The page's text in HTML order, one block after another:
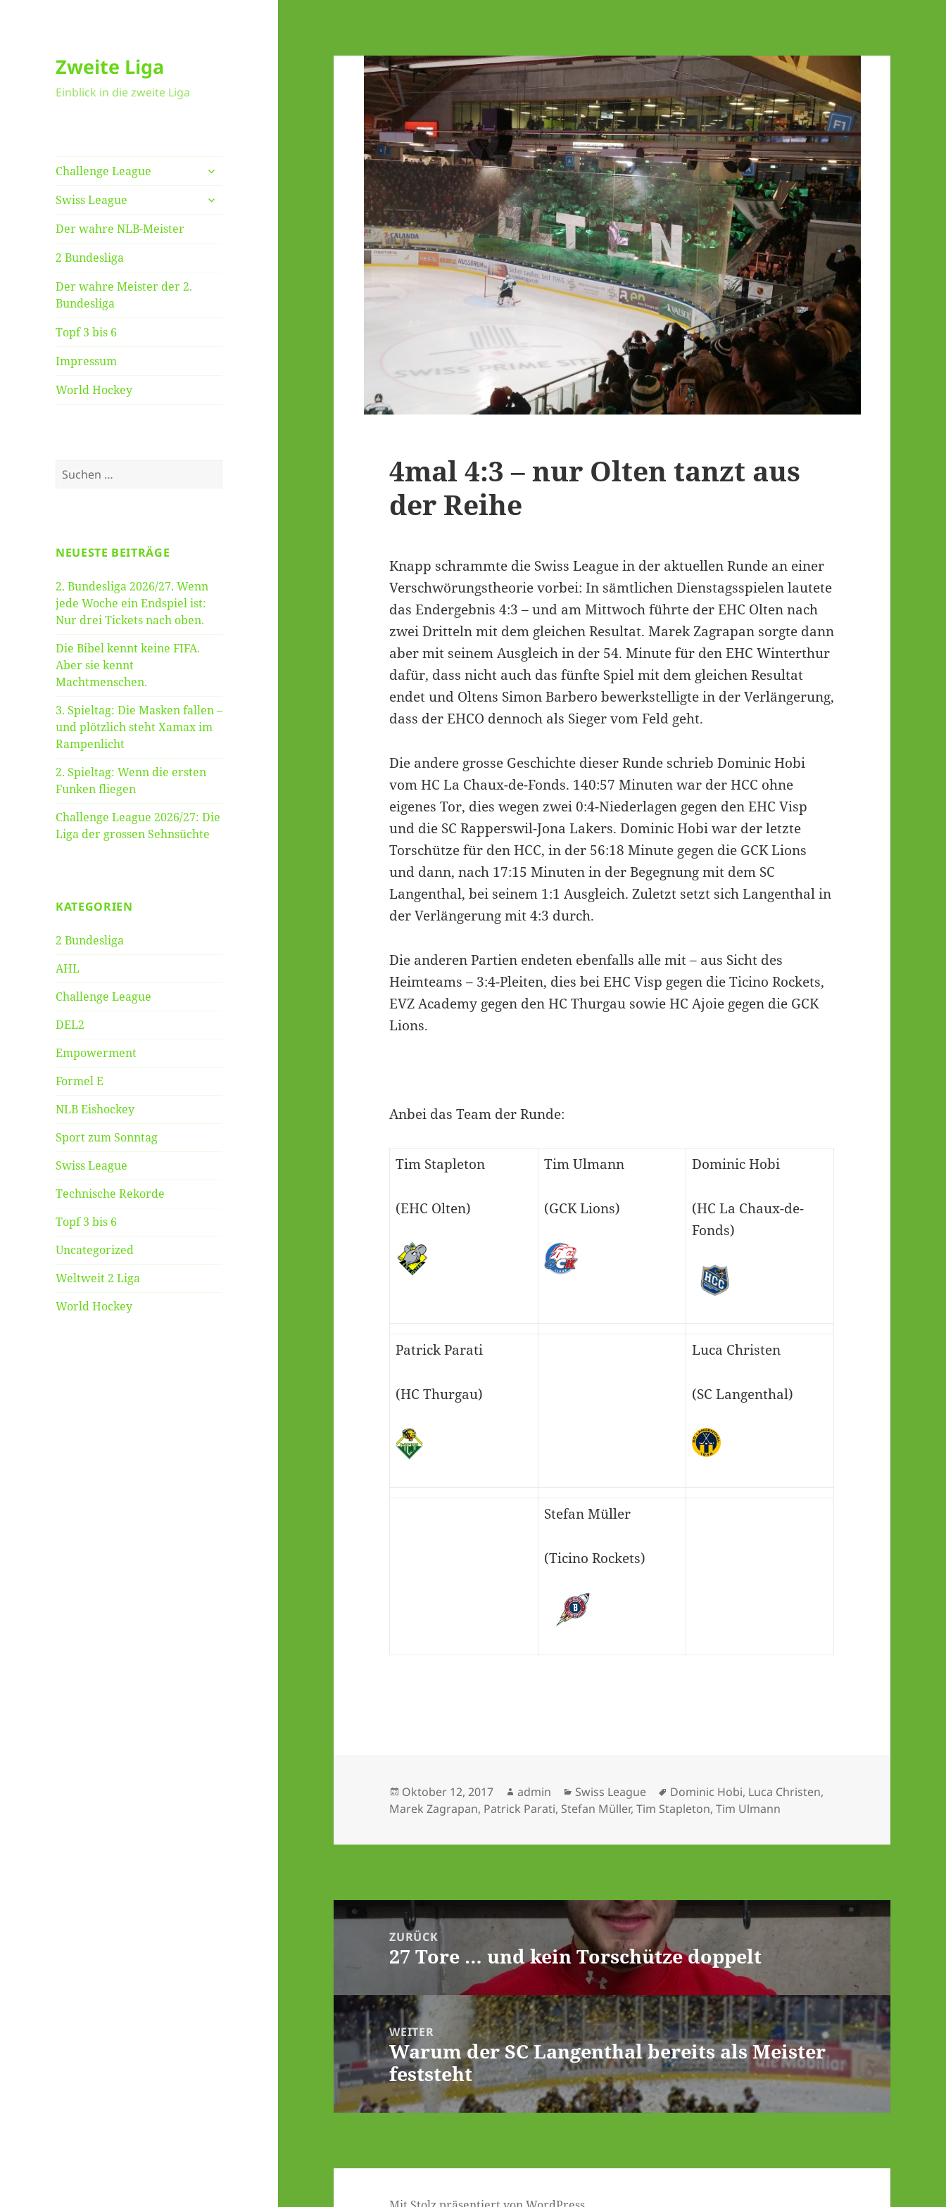
Zweite Liga
Einblick in die zweite Liga
Challenge League
untermenü
anzeigen
Swiss League
untermenü
anzeigen
Der wahre NLB-Meister
2 Bundesliga
Der wahre Meister der 2.
Bundesliga
Topf 3 bis 6
Impressum
World Hockey
Suche
nach:
NEUESTE BEITRÄGE
2. Bundesliga 2026/27. Wenn
jede Woche ein Endspiel ist:
Nur drei Tickets nach oben.
Die Bibel kennt keine FIFA.
Aber sie kennt
Machtmenschen.
3. Spieltag: Die Masken fallen –
und plötzlich steht Xamax im
Rampenlicht
2. Spieltag: Wenn die ersten
Funken fliegen
Challenge League 2026/27: Die
Liga der grossen Sehnsüchte
KATEGORIEN
2 Bundesliga
AHL
Challenge League
DEL2
Empowerment
Formel E
NLB Eishockey
Sport zum Sonntag
Swiss League
Technische Rekorde
Topf 3 bis 6
Uncategorized
Weltweit 2 Liga
World Hockey
4mal 4:3 – nur Olten tanzt aus
der Reihe
Knapp schrammte die Swiss League in der aktuellen Runde an einer
Verschwörungstheorie vorbei: In sämtlichen Dienstagsspielen lautete
das Endergebnis 4:3 – und am Mittwoch führte der EHC Olten nach
zwei Dritteln mit dem gleichen Resultat. Marek Zagrapan sorgte dann
aber mit seinem Ausgleich in der 54. Minute für den EHC Winterthur
dafür, dass nicht auch das fünfte Spiel mit dem gleichen Resultat
endet und Oltens Simon Barbero bewerkstelligte in der Verlängerung,
dass der EHCO dennoch als Sieger vom Feld geht.
Die andere grosse Geschichte dieser Runde schrieb Dominic Hobi
vom HC La Chaux-de-Fonds. 140:57 Minuten war der HCC ohne
eigenes Tor, dies wegen zwei 0:4-Niederlagen gegen den EHC Visp
und die SC Rapperswil-Jona Lakers. Dominic Hobi war der letzte
Torschütze für den HCC, in der 56:18 Minute gegen die GCK Lions
und dann, nach 17:15 Minuten in der Begegnung mit dem SC
Langenthal, bei seinem 1:1 Ausgleich. Zuletzt setzt sich Langenthal in
der Verlängerung mit 4:3 durch.
Die anderen Partien endeten ebenfalls alle mit – aus Sicht des
Heimteams – 3:4-Pleiten, dies bei EHC Visp gegen die Ticino Rockets,
EVZ Academy gegen den HC Thurgau sowie HC Ajoie gegen die GCK
Lions.
Anbei das Team der Runde:
Tim Stapleton
(EHC Olten)
Tim Ulmann
(GCK Lions)
Dominic Hobi
(HC La Chaux-de-
Fonds)
Patrick Parati
(HC Thurgau)
Luca Christen
(SC Langenthal)
Stefan Müller
(Ticino Rockets)
Veröffentlicht
am
Oktober 12, 2017 Autor
admin Kategorien
Swiss League Schlagwörter
Dominic Hobi, Luca Christen,
Marek Zagrapan, Patrick Parati, Stefan Müller,Tim Stapleton,Tim Ulmann
Beitrags-
NavigationZURÜCK
Vorheriger
Beitrag:
27 Tore … und kein Torschütze doppelt
WEITER
Nächster
Beitrag:
Warum der SC Langenthal bereits als Meister
feststeht